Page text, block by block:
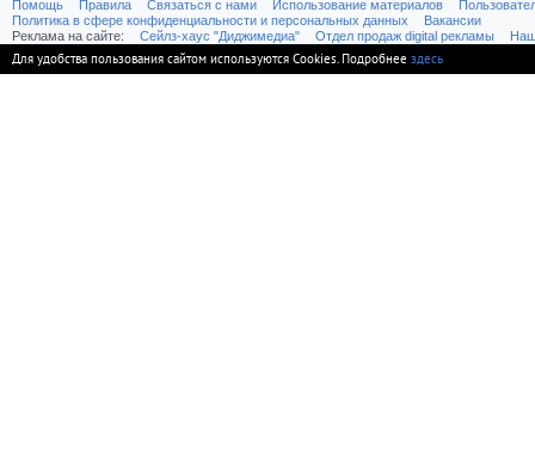
Помощь Правила Связаться с нами Использование материалов
Политика в сфере конфиденциальности и персональных данных
Вакансии
Реклама на сайте:
Cейлз-хаус "Диджимедиа" Отдел продаж digital рекламы
Для удобства пользования сайтом используются Cookies. Подробнее здесь